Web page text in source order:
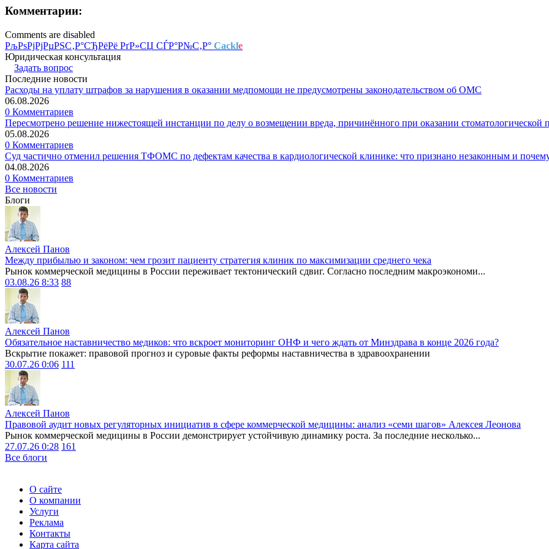
Комментарии:
Comments are disabled
РљРѕРјРјРµРЅС‚Р°СЂРёРё РґР»СЏ СЃР°Р№С‚Р° Cackle
Юридическая консультация
Задать вопрос
Последние новости
Расходы на уплату штрафов за нарушения в оказании медпомощи не предусмотрены законодательством об ОМС
06.08.2026
0 Комментариев
Пересмотрено решение нижестоящей инстанции по делу о возмещении вреда, причинённого при оказании стоматологической
05.08.2026
0 Комментариев
Суд частично отменил решения ТФОМС по дефектам качества в кардиологической клинике: что признано незаконным и
04.08.2026
0 Комментариев
Все новости
Блоги
Алексей Панов
Между прибылью и законом: чем грозит пациенту стратегия клиник по максимизации среднего чека
Рынок коммерческой медицины в России переживает тектонический сдвиг. Согласно последним макроэкономи...
03.08.26 8:33 88
Алексей Панов
Обязательное наставничество медиков: что вскроет мониторинг ОНФ и чего ждать от Минздрава в конце 2026 года?
Вскрытие покажет: правовой прогноз и суровые факты реформы наставничества в здравоохранении
30.07.26 0:06 111
Алексей Панов
Правовой аудит новых регуляторных инициатив в сфере коммерческой медицины: анализ «семи шагов» Алексея Леонова
Рынок коммерческой медицины в России демонстрирует устойчивую динамику роста. За последние несколько...
27.07.26 0:28 161
Все блоги
О сайте
О компании
Услуги
Реклама
Контакты
Карта сайта